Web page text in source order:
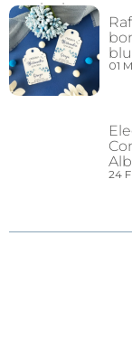
01
24